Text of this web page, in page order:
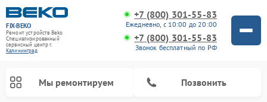
FIX-BEKO
Ремонт устройств Beko
Специализированный
cервисный центр г.
Калининград
+7 (800) 301-55-83
Ежедневно, с 10:00 до 20:00
+7 (800) 301-55-83
Звонок бесплатный по РФ
Мы ремонтируем Позвонить